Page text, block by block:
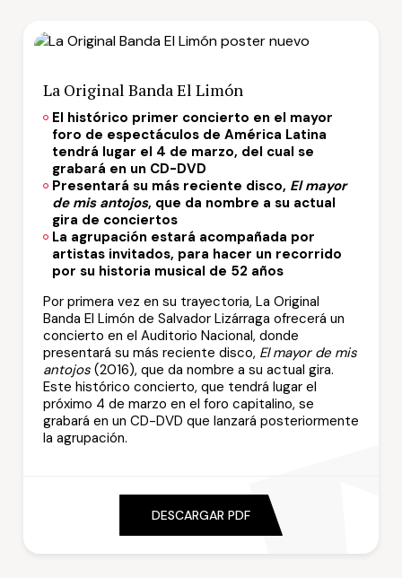
La Original Banda El Limón
El histórico primer concierto en el mayor
foro de espectáculos de América Latina
tendrá lugar el 4 de marzo, del cual se
grabará en un CD-DVD
Presentará su más reciente disco, El mayor
de mis antojos, que da nombre a su actual
gira de conciertos
La agrupación estará acompañada por
artistas invitados, para hacer un recorrido
por su historia musical de 52 años
Por primera vez en su trayectoria, La Original
Banda El Limón de Salvador Lizárraga ofrecerá un
concierto en el Auditorio Nacional, donde
presentará su más reciente disco, El mayor de mis
antojos (2016), que da nombre a su actual gira.
Este histórico concierto, que tendrá lugar el
próximo 4 de marzo en el foro capitalino, se
grabará en un CD-DVD que lanzará posteriormente
la agrupación.
DESCARGAR PDF